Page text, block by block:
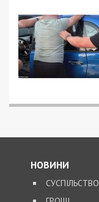
НОВИНИ
СУСПІЛЬСТВО